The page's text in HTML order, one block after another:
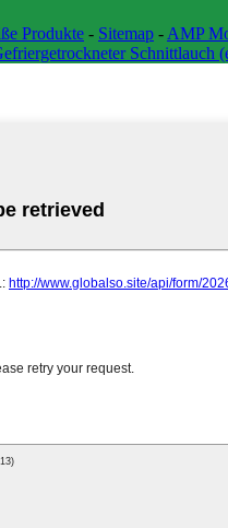
Produkte - Sitemap - AMP
Schnittlauch